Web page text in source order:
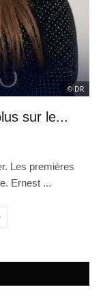
© DR
sur le...
Les premières
Ernest ...